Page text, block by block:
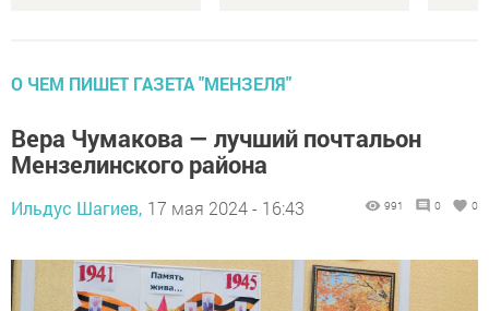
О ЧЕМ ПИШЕТ ГАЗЕТА "МЕНЗЕЛЯ"
Вера Чумакова — лучший почтальон
Мензелинского района
Ильдус Шагиев, 17 мая 2024 - 16:43 991 0 0